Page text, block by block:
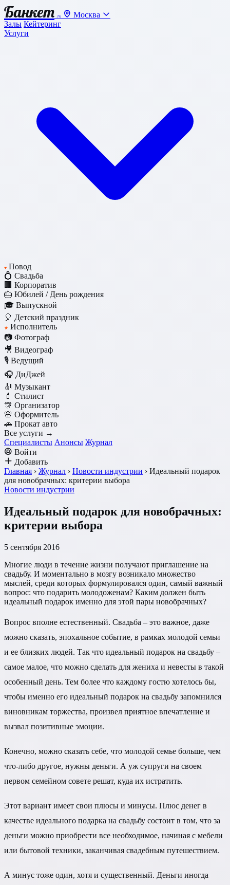
Банкет .ru
Москва
Залы Кейтеринг
Услуги
♥ Повод
💍 Свадьба
🏢 Корпоратив
🎂 Юбилей / День рождения
🎓 Выпускной
🎈 Детский праздник
★ Исполнитель
📷 Фотограф
🎥 Видеограф
🎙️ Ведущий
🎧 ДиДжей
🎻 Музыкант
💄 Стилист
🎊 Организатор
🌸 Оформитель
🚗 Прокат авто
Все услуги →
Специалисты Анонсы Журнал
Войти
Добавить
Главная › Журнал › Новости индустрии › Идеальный подарок
для новобрачных: критерии выбора
Новости индустрии
Идеальный подарок для новобрачных:
критерии выбора
5 сентября 2016
Многие люди в течение жизни получают приглашение на
свадьбу. И моментально в мозгу возникало множество
мыслей, среди которых формулировался один, самый важный
вопрос: что подарить молодоженам? Каким должен быть
идеальный подарок именно для этой пары новобрачных?
Вопрос вполне естественный. Свадьба – это важное, даже
можно сказать, эпохальное событие, в рамках молодой семьи
и ее близких людей. Так что идеальный подарок на свадьбу –
самое малое, что можно сделать для жениха и невесты в такой
особенный день. Тем более что каждому гостю хотелось бы,
чтобы именно его идеальный подарок на свадьбу запомнился
виновникам торжества, произвел приятное впечатление и
вызвал позитивные эмоции.
Конечно, можно сказать себе, что молодой семье больше, чем
что-либо другое, нужны деньги. А уж супруги на своем
первом семейном совете решат, куда их истратить.
Этот вариант имеет свои плюсы и минусы. Плюс денег в
качестве идеального подарка на свадьбу состоит в том, что за
деньги можно приобрести все необходимое, начиная с мебели
или бытовой техники, заканчивая свадебным путешествием.
А минус тоже один, хотя и существенный. Деньги иногда